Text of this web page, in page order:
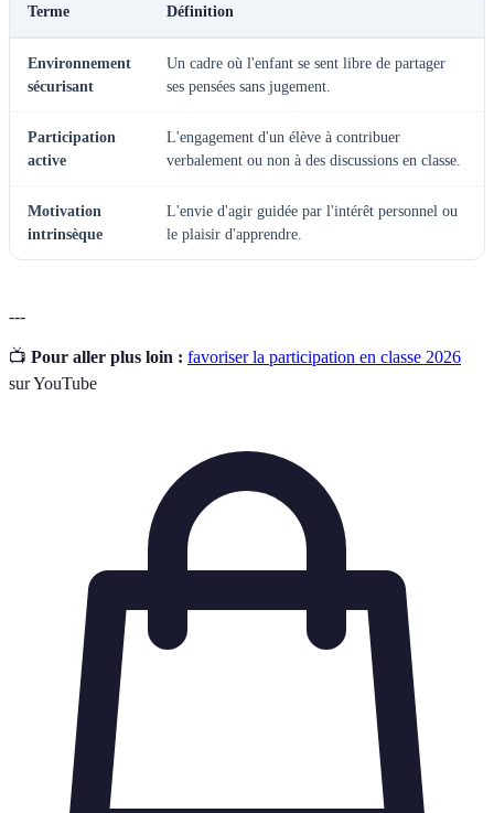
Terme Définition
Environnement
sécurisant
Un cadre où l'enfant se sent libre de partager
ses pensées sans jugement.
Participation
active
L'engagement d'un élève à contribuer
verbalement ou non à des discussions en classe.
Motivation
intrinsèque
L'envie d'agir guidée par l'intérêt personnel ou
le plaisir d'apprendre.
---
📺 Pour aller plus loin : favoriser la participation en classe 2026
sur YouTube